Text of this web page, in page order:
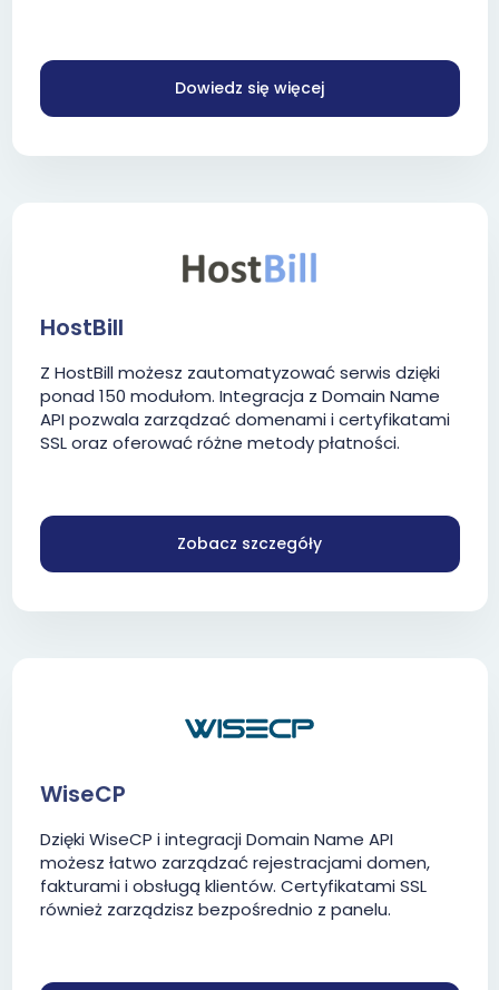
Dowiedz się więcej
HostBill
Z HostBill możesz zautomatyzować serwis dzięki
ponad 150 modułom. Integracja z Domain Name
API pozwala zarządzać domenami i certyfikatami
SSL oraz oferować różne metody płatności.
Zobacz szczegóły
WiseCP
Dzięki WiseCP i integracji Domain Name API
możesz łatwo zarządzać rejestracjami domen,
fakturami i obsługą klientów. Certyfikatami SSL
również zarządzisz bezpośrednio z panelu.